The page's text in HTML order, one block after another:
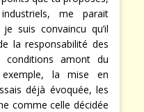
que tu proposes,
me parait
suis convaincu qu’il
la responsabilité des
amont du
exemple, la mise en
déjà évoquée, les